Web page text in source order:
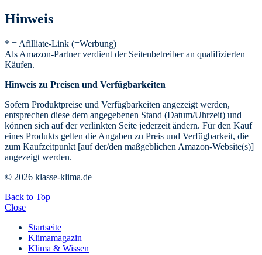
Hinweis
* = Afilliate-Link (=Werbung)
Als Amazon-Partner verdient der Seitenbetreiber an qualifizierten
Käufen.
Hinweis zu Preisen und Verfügbarkeiten
Sofern Produktpreise und Verfügbarkeiten angezeigt werden,
entsprechen diese dem angegebenen Stand (Datum/Uhrzeit) und
können sich auf der verlinkten Seite jederzeit ändern. Für den Kauf
eines Produkts gelten die Angaben zu Preis und Verfügbarkeit, die
zum Kaufzeitpunkt [auf der/den maßgeblichen Amazon-Website(s)]
angezeigt werden.
© 2026 klasse-klima.de
Back to Top
Close
Startseite
Klimamagazin
Klima & Wissen